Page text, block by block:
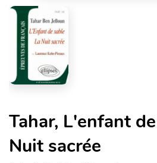
Tahar, L'enfant
Nuit sacrée